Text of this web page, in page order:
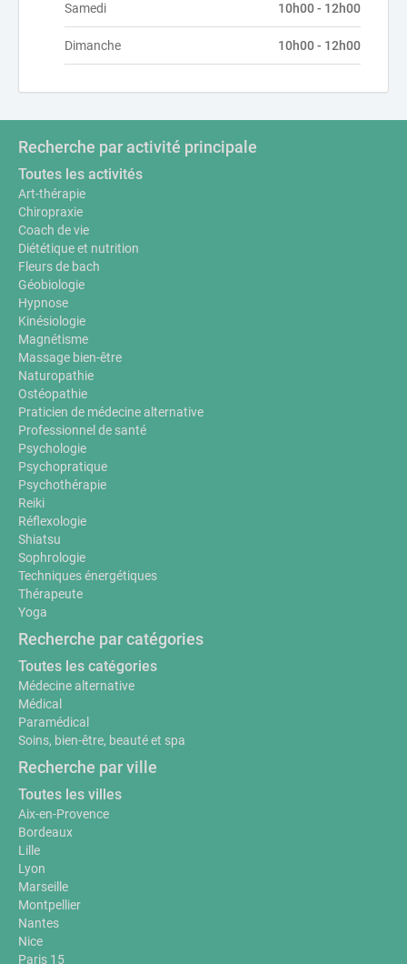
Samedi 10h00 - 12h00
Dimanche 10h00 - 12h00
Recherche par activité principale
Toutes les activités
Art-thérapie
Chiropraxie
Coach de vie
Diététique et nutrition
Fleurs de bach
Géobiologie
Hypnose
Kinésiologie
Magnétisme
Massage bien-être
Naturopathie
Ostéopathie
Praticien de médecine alternative
Professionnel de santé
Psychologie
Psychopratique
Psychothérapie
Reiki
Réflexologie
Shiatsu
Sophrologie
Techniques énergétiques
Thérapeute
Yoga
Recherche par catégories
Toutes les catégories
Médecine alternative
Médical
Paramédical
Soins, bien-être, beauté et spa
Recherche par ville
Toutes les villes
Aix-en-Provence
Bordeaux
Lille
Lyon
Marseille
Montpellier
Nantes
Nice
Paris 15